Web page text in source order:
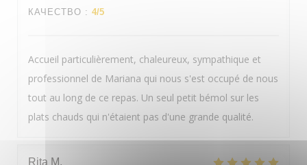
КАЧЕСТВО : 4/5
Accueil particulièrement, chaleureux, sympathique et
professionnel de Mariana qui nous s'est occupé de nous
tout au long de ce repas. Un seul petit bémol sur les
plats chauds qui n'étaient pas d'une grande qualité.
Rita M